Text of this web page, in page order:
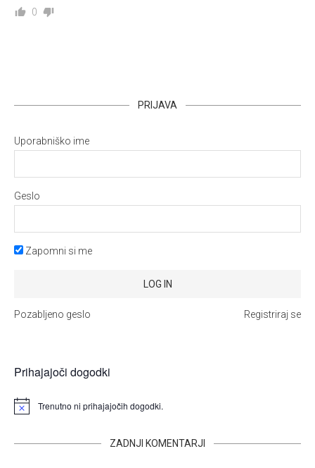
0
PRIJAVA
Uporabniško ime
Geslo
Zapomni si me
Registriraj se
Pozabljeno geslo
Prihajajoči dogodki
Trenutno ni prihajajočih dogodki.
ZADNJI KOMENTARJI